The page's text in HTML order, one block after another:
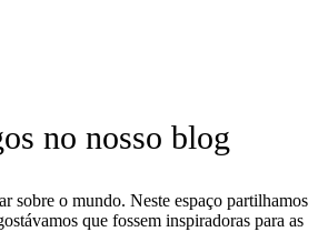
no nosso blog
sobre o mundo. Neste espaço partilhamos
que fossem inspiradoras para as